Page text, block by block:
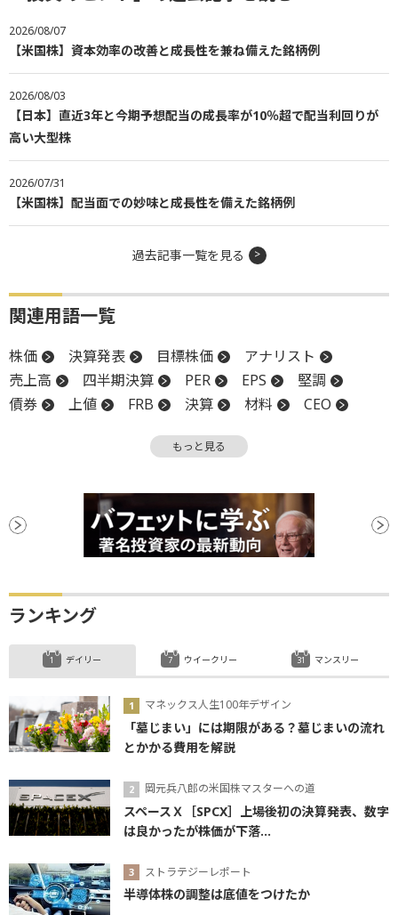
2026/08/07
【米国株】資本効率の改善と成長性を兼ね備えた銘柄例
2026/08/03
【日本】直近3年と今期予想配当の成長率が10％超で配当利回りが
高い大型株
2026/07/31
【米国株】配当面での妙味と成長性を備えた銘柄例
過去記事一覧を見る
関連用語一覧
株価 決算発表 目標株価
アナリスト
売上高
四半期決算 PER EPS
堅調
債券
上値 FRB 決算 材料
CEO
もっと見る
ランキング
デイリー
マネックス人生100年デザイン
「墓じまい」には期限がある？墓じまいの流れ
とかかる費用を解説
岡元兵八郎の米国株マスターへの道
スペースＸ［SPCX］上場後初の決算発表、数字
は良かったが株価が下落...
ストラテジーレポート
半導体株の調整は底値をつけたか
ウイークリー マンスリー